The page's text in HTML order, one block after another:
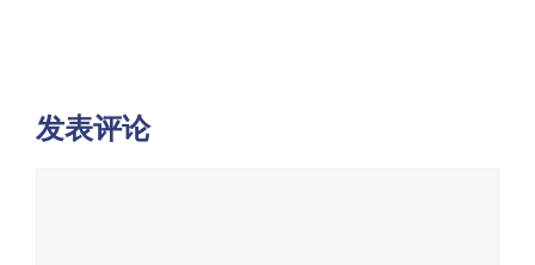
发表评论